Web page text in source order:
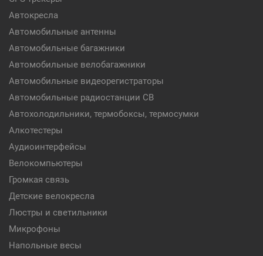
Автокресла
Автомобильные антенны
Автомобильные багажники
Автомобильные велобагажники
Автомобильные видеорегистраторы
Автомобильные радиостанции CB
Автохолодильники, термобоксы, термосумки
Алкотестеры
Аудиоинтерфейсы
Велокомпьютеры
Громкая связь
Детские велокресла
Люстры и светильники
Микрофоны
Напольные весы